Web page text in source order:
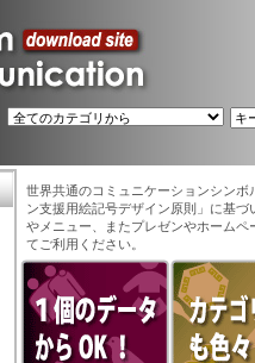
世界共通のコミュニケーションシン
ン支援用絵記号デザイン原則」に基
やメニュー、またプレゼンやホーム
てご利用ください。